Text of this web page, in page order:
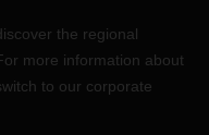
the regional
more information about
to our corporate